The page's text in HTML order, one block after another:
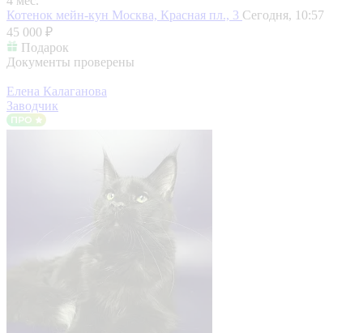
Котенок мейн-кун Москва, Красная пл., 3 Сегодня, 10:57
45 000 ₽
Подарок
Документы проверены
Елена Калаганова
Заводчик